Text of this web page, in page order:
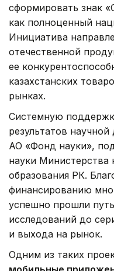
сформировать знак
как полноценный
Инициатива
отечественной
ее
казахстанских
рынках.
Системную
результатов
АО «Фонд науки»,
науки Министерства
образования РК.
финансированию
успешно прошли
исследований до
и выхода на рынок.
Одним из таких